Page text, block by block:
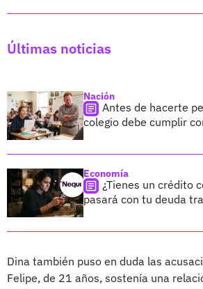
Últimas noticias
Nación
Antes de hacerte
colegio debe cumplir
Economía
¿Tienes un crédito
pasará con tu deuda
Dina también puso en duda las
Felipe, de 21 años, sostenía una